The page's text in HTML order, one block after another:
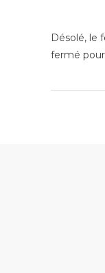
Désolé, le
fermé